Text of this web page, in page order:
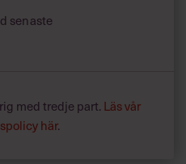
senaste
med tredje part. Läs vår
här.